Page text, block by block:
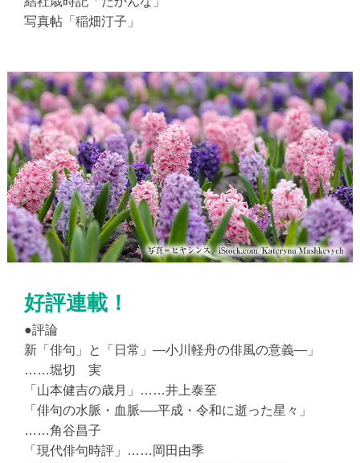
写真帖「稲畑汀子」
好評連載！
●評論
新「俳句」と「日常」―小川軽舟の俳風の意義―」
……堀切 実
「山本健吉の歳月」……井上泰至
「俳句の水脈・血脈──平成・令和に逝った星々」
……角谷昌子
「現代俳句時評」……岡田由季